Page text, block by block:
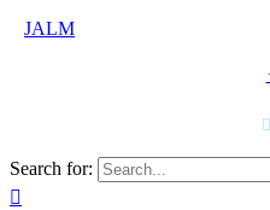
JALM

Search for:
